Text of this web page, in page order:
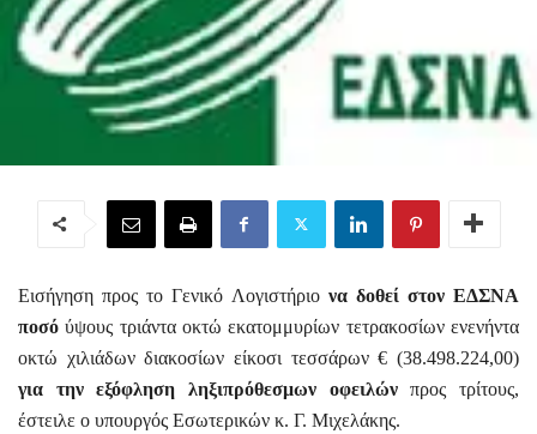
Εισήγηση προς το Γενικό Λογιστήριο να δοθεί στον ΕΔΣΝΑ
ποσό ύψους τριάντα οκτώ εκατομμυρίων τετρακοσίων ενενήντα
οκτώ χιλιάδων διακοσίων είκοσι τεσσάρων € (38.498.224,00)
για την εξόφληση ληξιπρόθεσμων οφειλώνπρος τρίτους,
έστειλε ο υπουργός Εσωτερικών κ. Γ. Μιχελάκης.